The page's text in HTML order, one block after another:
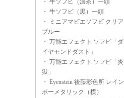
・ 牛ソフビ（濃茶）一頭
・ 牛ソフビ（黒）一頭
・
ミニアマビエソフビ クリア
ブルー
・ 万能エフェクト ソフビ「ダ
イヤモンドダスト」
・ 万能エフェクト ソフビ「炎
獄」
・ Eyenstein 後藤彩色所 レイン
ボーメタリック（横）